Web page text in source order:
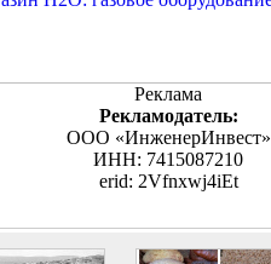
Реклама
Рекламодатель:
ООО «ИнженерИнвест»
ИНН: 7415087210
erid: 2Vfnxwj4iEt